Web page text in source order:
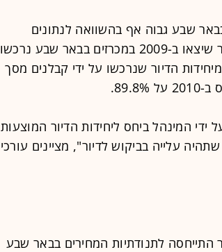
בבאר שבע גבוה אף בהשוואה לנתונים
הכלל-ארציים. כך, 72% מתוך יחידות הדיור שיצאו ב-2009 במכרזים בבאר שבע נרכשו
על ידי קבלנים, וב-2010, מדובר על 97% מיחידות הדיור שנרכשו על ידי קבלנים מסך
ידי המינהל ביחס ליחידות הדיור המוצעות
עלייה בביקוש לדיור", מציינים עורכי
לתנודתיות המחירים בבאר שבע